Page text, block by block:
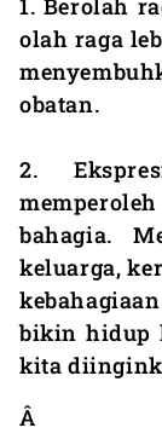
1. Berolah
olah raga
obatan.
2.
bahagia.
keluarga,
bikin hidup
kita
Â